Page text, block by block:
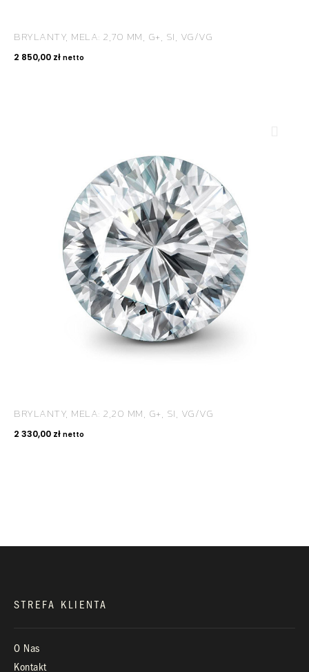
BRYLANTY, MELA: 2,70 MM, G+, SI, VG/VG
2 850,00 zł netto
BRYLANTY, MELA: 2,20 MM, G+, SI, VG/VG
2 330,00 zł netto
ROYAL DIAMONDS
Diamenty | Biżuteria | Kamienie dla jubilerów
SALON SPRZEDAŻY
KONTAKT
STREFA KLIENTA
O Nas
Kontakt